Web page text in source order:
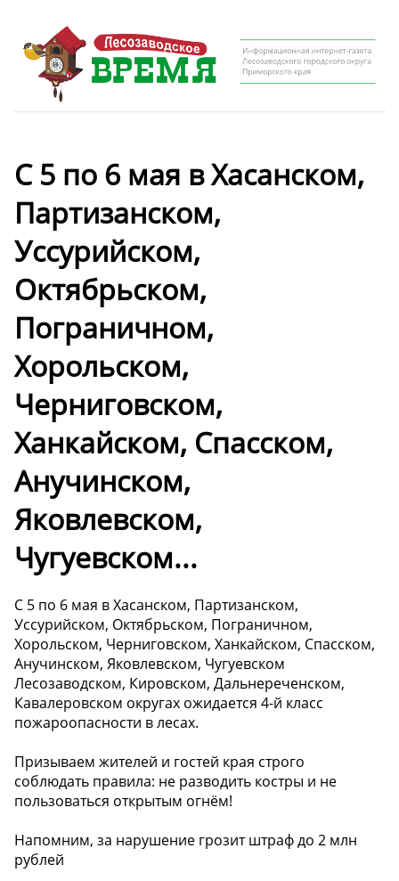
С 5 по 6 мая в Хасанском,
Партизанском,
Уссурийском,
Октябрьском,
Пограничном,
Хорольском,
Черниговском,
Ханкайском, Спасском,
Анучинском,
Яковлевском,
Чугуевском...
С 5 по 6 мая в Хасанском, Партизанском,
Уссурийском, Октябрьском, Пограничном,
Хорольском, Черниговском, Ханкайском, Спасском,
Анучинском, Яковлевском, Чугуевском
Лесозаводском, Кировском, Дальнереченском,
Кавалеровском округах ожидается 4-й класс
пожароопасности в лесах.
Призываем жителей и гостей края строго
соблюдать правила: не разводить костры и не
пользоваться открытым огнём!
Напомним, за нарушение грозит штраф до 2 млн
рублей